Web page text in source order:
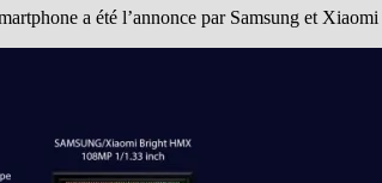
a été l’annonce par Samsung et